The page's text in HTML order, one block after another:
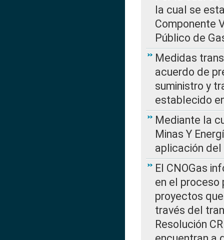
la cual se
Componente
Público de
Medidas
acuerdo de
suministro y
establecido
Mediante la
Minas Y
aplicación
El CNOGas
en el proceso
proyectos
través del
Resolución